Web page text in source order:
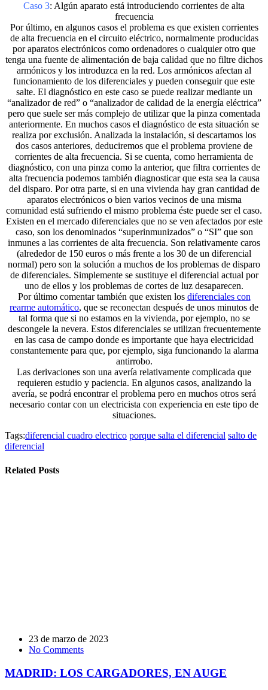
Caso 3: Algún aparato está introduciendo corrientes de alta
frecuencia
Por último, en algunos casos el problema es que existen corrientes
de alta frecuencia en el circuito eléctrico, normalmente producidas
por aparatos electrónicos como ordenadores o cualquier otro que
tenga una fuente de alimentación de baja calidad que no filtre dichos
armónicos y los introduzca en la red. Los armónicos afectan al
funcionamiento de los diferenciales y pueden conseguir que este
salte. El diagnóstico en este caso se puede realizar mediante un
“analizador de red” o “analizador de calidad de la energía eléctrica”
pero que suele ser más complejo de utilizar que la pinza comentada
anteriormente. En muchos casos el diagnóstico de esta situación se
realiza por exclusión. Analizada la instalación, si descartamos los
dos casos anteriores, deduciremos que el problema proviene de
corrientes de alta frecuencia. Si se cuenta, como herramienta de
diagnóstico, con una pinza como la anterior, que filtra corrientes de
alta frecuencia podemos también diagnosticar que esta sea la causa
del disparo. Por otra parte, si en una vivienda hay gran cantidad de
aparatos electrónicos o bien varios vecinos de una misma
comunidad está sufriendo el mismo problema éste puede ser el caso.
Existen en el mercado diferenciales que no se ven afectados por este
caso, son los denominados “superinmunizados” o “SI” que son
inmunes a las corrientes de alta frecuencia. Son relativamente caros
(alrededor de 150 euros o más frente a los 30 de un diferencial
normal) pero son la solución a muchos de los problemas de disparo
de diferenciales. Simplemente se sustituye el diferencial actual por
uno de ellos y los problemas de cortes de luz desaparecen.
Por último comentar también que existen los diferenciales con
rearme automático, que se reconectan después de unos minutos de
tal forma que si no estamos en la vivienda, por ejemplo, no se
descongele la nevera. Estos diferenciales se utilizan frecuentemente
en las casa de campo donde es importante que haya electricidad
constantemente para que, por ejemplo, siga funcionando la alarma
antirrobo.
Las derivaciones son una avería relativamente complicada que
requieren estudio y paciencia. En algunos casos, analizando la
avería, se podrá encontrar el problema pero en muchos otros será
necesario contar con un electricista con experiencia en este tipo de
situaciones.
Tags:diferencial cuadro electrico porque salta el diferencial salto de
diferencial
Related Posts
23 de marzo de 2023
No Comments
MADRID: LOS CARGADORES, EN AUGE